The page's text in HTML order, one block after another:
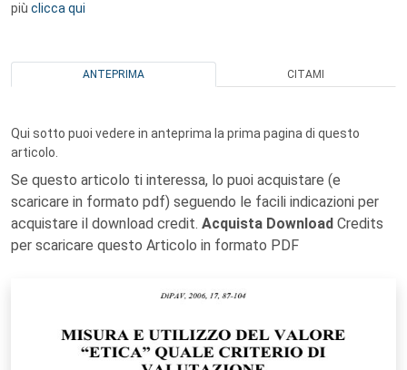
più clicca qui
ANTEPRIMA CITAMI
Qui sotto puoi vedere in anteprima la prima pagina di questo
articolo.
Se questo articolo ti interessa, lo puoi acquistare (e
scaricare in formato pdf) seguendo le facili indicazioni per
acquistare il download credit. Acquista Download Credits
per scaricare questo Articolo in formato PDF